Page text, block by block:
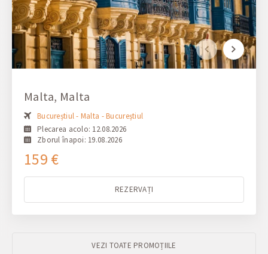
Malta, Malta
Bucureștiul - Malta - Bucureștiul
Plecarea acolo: 12.08.2026
Zborul înapoi: 19.08.2026
159 €
REZERVAȚI
VEZI TOATE PROMOȚIILE